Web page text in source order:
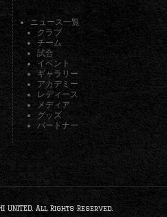
ニュース一覧
クラブ
チーム
試合
イベント
ギャラリー
アカデミー
レディース
メディア
グッズ
パートナー
UNITED. All Rights Reserved.